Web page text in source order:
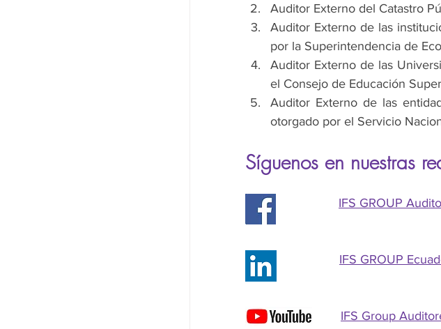
Auditor Externo del Catastro
Auditor Externo de las
por la Superintendencia de
Auditor Externo de las
el Consejo de Educación
Auditor Externo de las
otorgado por el Servicio
Síguenos en nuestras
IFS GROUP
IFS GROUP
IFS Group